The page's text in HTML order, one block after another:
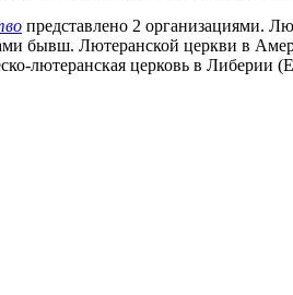
представлено 2 организациями.
бывш. Лютеранской церкви в
лютеранская церковь в Либерии